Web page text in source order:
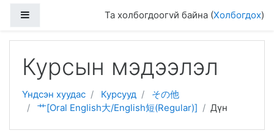
Хажуугийн дэлгэцийн хэсэгТа холбогдоогvй байна (Холбогдох)
Курсын мэдээлэл
Үндсэн хуудас Курсууд
その他
艹[Oral English大/English短(Regular)]
Дүн